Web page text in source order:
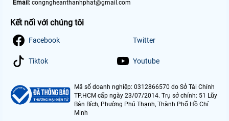
Email: congngheanthanhphat@gmail.com
Kết nối với chúng tôi
Facebook Twitter
Tiktok Youtube
Mã số doanh nghiệp: 0312866570 do Sở Tài Chính
TP.HCM cấp ngày 23/07/2014. Trụ sở chính: 51 Lũy
Bán Bích, Phường Phú Thạnh, Thành Phố Hồ Chí
Minh